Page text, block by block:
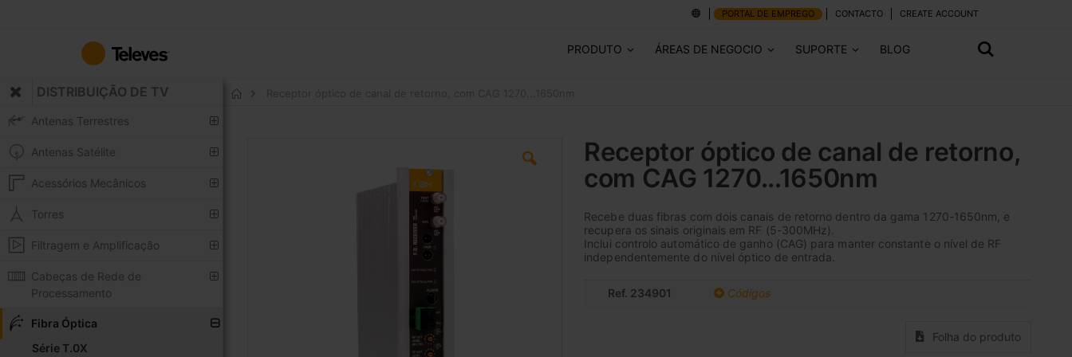
o
Conteúdo
PORTAL DE EMPREGO CONTACTO CREATE ACCOUNT
PRODUTO ÁREAS DE NEGOCIO SUPORTE BLOG
DISTRIBUIÇÃO DE TV
Antenas Terrestres
Antenas Satélite
Acessórios Mecânicos
Torres
Filtragem e Amplificação
Cabeças de Rede de
Processamento
Fibra Óptica
Série T.0X
Receptor óptico de canal de retorno,
com CAG 1270...1650nm
Recebe duas fibras com dois canais de retorno dentro da gama 1270-1650nm, e
recupera os sinais originais em RF (5-300MHz).
Inclui controlo automático de ganho (CAG) para manter constante o nível de RF
independentemente do nível óptico de entrada.
Ref. 234901 Códigos
Folha do produto